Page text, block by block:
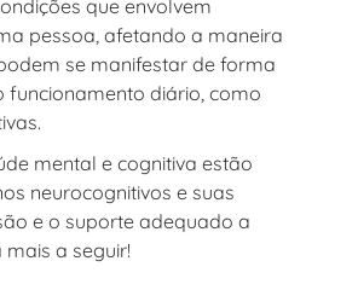
que envolvem
pessoa, afetando a maneira
se manifestar de forma
diário, como
mental e cognitiva estão
neurocognitivos e suas
e o suporte adequado a
a seguir!